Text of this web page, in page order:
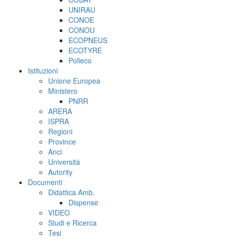
UNIRAU
CONOE
CONOU
ECOPNEUS
ECOTYRE
Polieco
Istituzioni
Unione Europea
Ministero
PNRR
ARERA
ISPRA
Regioni
Province
Anci
Università
Autority
Documenti
Didattica Amb.
Dispense
VIDEO
Studi e Ricerca
Tesi